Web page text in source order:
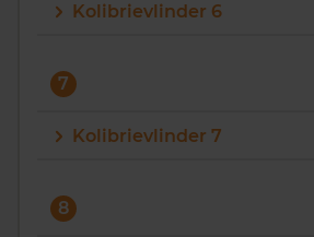
Kolibrievlinder 6
7
Kolibrievlinder 7
8